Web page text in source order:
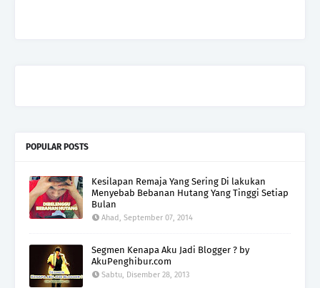
POPULAR POSTS
Kesilapan Remaja Yang Sering Di lakukan
Menyebab Bebanan Hutang Yang Tinggi Setiap
Bulan
Ahad, September 07, 2014
Segmen Kenapa Aku Jadi Blogger ? by
AkuPenghibur.com
Sabtu, Disember 28, 2013